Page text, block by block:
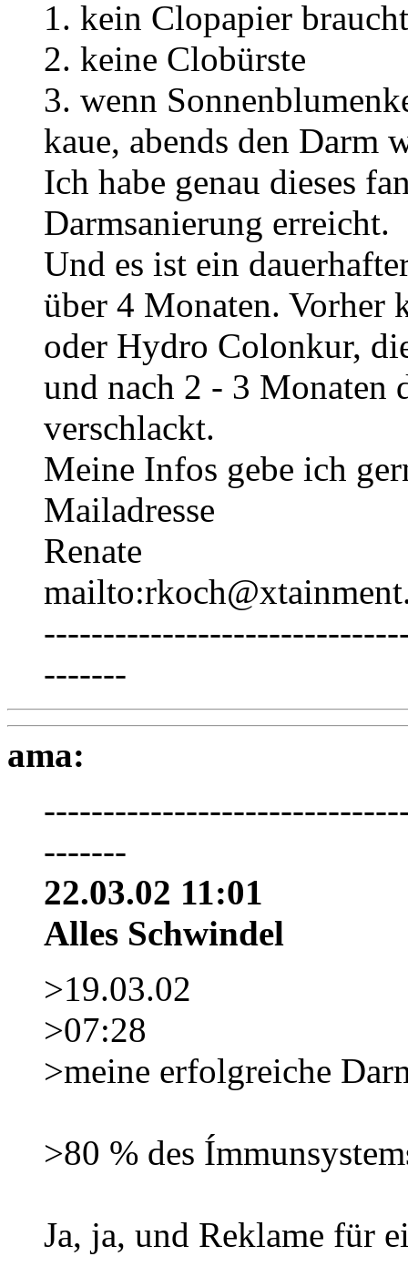
1. kein Clopapier braucht
2. keine Clobürste
3. wenn
kaue, abends den Darm
Ich habe genau dieses
Darmsanierung erreicht.
Und es ist ein
über 4 Monaten. Vorher
oder Hydro Colonkur,
und nach 2 - 3 Monaten
verschlackt.
Meine Infos gebe ich
Mailadresse
Renate
-------
ama:
-------
22.03.02 11:01
Alles Schwindel
>19.03.02
>07:28
>meine erfolgreiche
>80 % des
Ja, ja, und Reklame für